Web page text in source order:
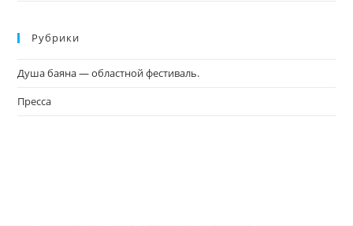
Рубрики
Душа баяна — областной фестиваль.
Пресса